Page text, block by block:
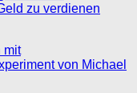
zu verdienen
mit
von Michael